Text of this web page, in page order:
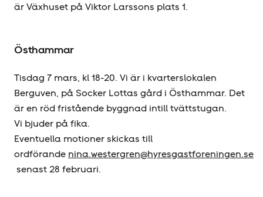
är Växhuset på Viktor Larssons plats 1.
Östhammar
Tisdag 7 mars, kl 18-20. Vi är i kvarterslokalen
Berguven, på Socker Lottas gård i Östhammar. Det
är en röd fristående byggnad intill tvättstugan.
Vi bjuder på fika.
Eventuella motioner skickas till
ordförande nina.westergren@hyresgastforeningen.se
senast 28 februari.